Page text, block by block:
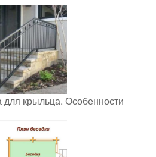
крыльца. Особенности